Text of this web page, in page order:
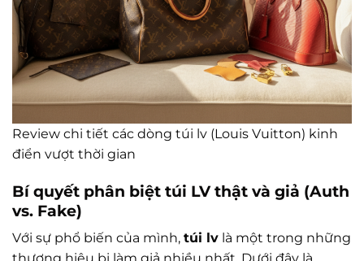
Review chi tiết các dòng túi lv (Louis Vuitton) kinh
điển vượt thời gian
Bí quyết phân biệt túi LV thật và giả (Auth
vs. Fake)
Với sự phổ biến của mình, túi lv là một trong những